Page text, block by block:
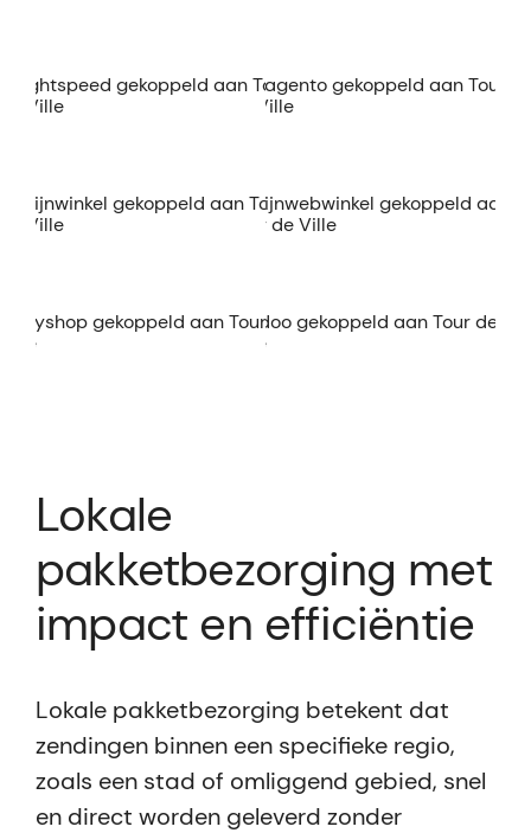
Lokale
pakketbezorging met
impact en efficiëntie
Lokale pakketbezorging betekent dat
zendingen binnen een specifieke regio,
zoals een stad of omliggend gebied, snel
en direct worden geleverd zonder